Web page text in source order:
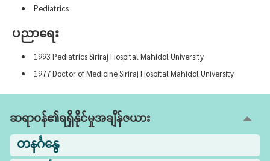
Pediatrics
ပညာရေး
1993 Pediatrics Siriraj Hospital Mahidol University
1977 Doctor of Medicine Siriraj Hospital Mahidol University
ဆရာဝန်၏ရရှိနိုင်မှုအချိန်ဇယား
တနင်္ဂနွေ